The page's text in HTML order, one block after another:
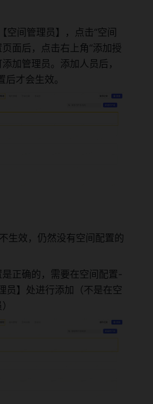
空间管理员】，点击“空间
面后，点击右上角“添加授
加管理员。添加人员后，
后才会生效。
生效，仍然没有空间配置的
正确的，需要在空间配置-
员】处进行添加（不是在空